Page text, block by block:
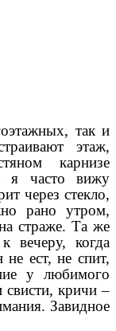
так и
этаж,
карнизе
я часто вижу
через стекло,
рано утром,
страже. Та же
вечеру, когда
ест, не спит,
у любимого
свисти, кричи –
Завидное